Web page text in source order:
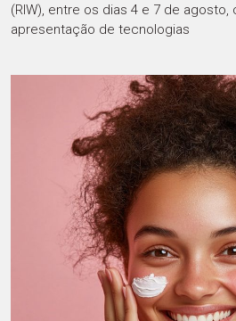
(RIW), entre os dias 4 e 7 de
apresentação de tecnologias